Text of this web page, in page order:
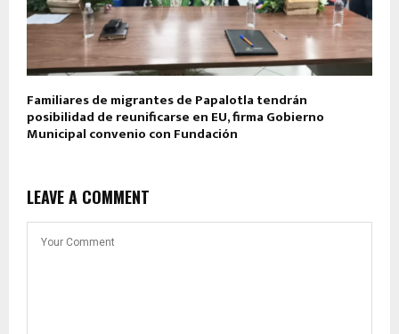
Familiares de migrantes de Papalotla tendrán
posibilidad de reunificarse en EU, firma Gobierno
Municipal convenio con Fundación
LEAVE A COMMENT